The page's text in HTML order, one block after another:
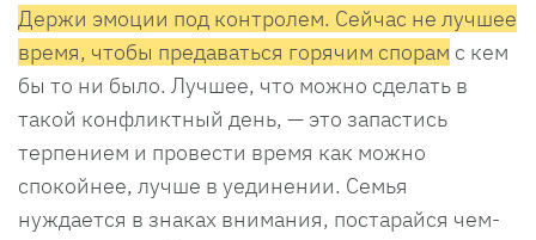
Держи эмоции под контролем. Сейчас не лучшее
время, чтобы предаваться горячим спорам с кем
бы то ни было. Лучшее, что можно сделать в
такой конфликтный день, — это запастись
терпением и провести время как можно
спокойнее, лучше в уединении. Семья
нуждается в знаках внимания, постарайся чем-